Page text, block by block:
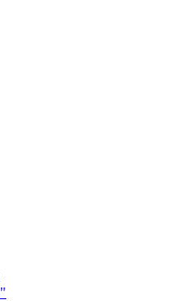
חנות מכולת "כשר לך"